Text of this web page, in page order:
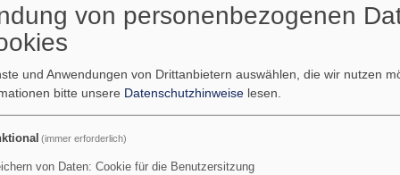
- "Setz dich dazu" - Vom
"Wenn gefeiert wird, setzt Dich
eines Freundes sagte den Satz.
von personenbezogenen
und Anwendungen von Drittanbietern auswählen, die wir nutzen
bitte unsere Datenschutzhinweise lesen.
(immer erforderlich)
von Daten: Cookie für die Benutzersitzung